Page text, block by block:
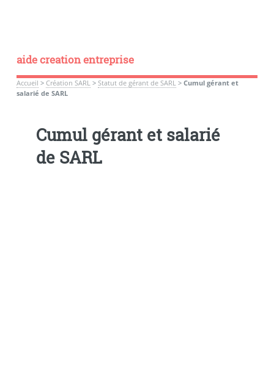
aide creation entreprise
Accueil > Création SARL> Statut de gérant de SARL> Cumul gérant et
salarié de SARL
Cumul gérant et salarié
de SARL